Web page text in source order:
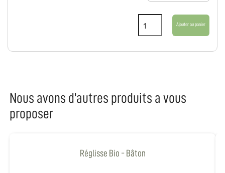
Ajouter au panier
Nous avons d'autres produits a vous
proposer
Réglisse Bio - Bâton